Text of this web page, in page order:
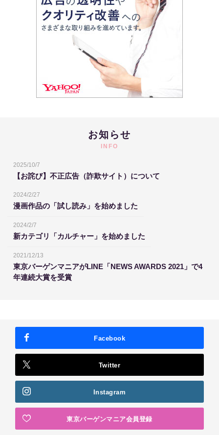
お知らせ
INFO
2025/10/7
【お詫び】不正広告（詐欺サイト）について
2024/2/27
漫画作品の「試し読み」を始めました
2024/2/7
新カテゴリ「カルチャー」を始めました
2021/12/13
東京バーゲンマニアがLINE「NEWS AWARDS 2021」で4
年連続大賞を受賞
Facebook
Twitter
Instagram
東京バーゲンマニア会員登録